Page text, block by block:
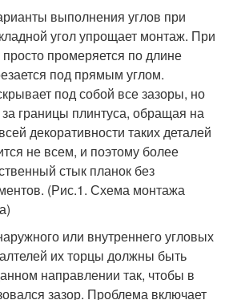
выполнения углов при
угол упрощает монтаж. При
просто промеряется по длине
под прямым углом.
под собой все зазоры, но
за границы плинтуса, обращая на
декоративности таких деталей
не всем, и поэтому более
стык планок без
(Рис.1. Схема монтажа
или внутреннего угловых
их торцы должны быть
направлении так, чтобы в
зазор. Проблема включает